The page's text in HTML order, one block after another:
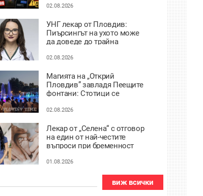
02.08.2026
УНГ лекар от Пловдив:
Пиърсингът на ухото може
да доведе до трайна
02.08.2026
Магията на „Открий
Пловдив” завладя Пеещите
фонтани: Стотици се
града под тепетата
02.08.2026
Лекар от „Селена“ с отговор
на един от най-честите
въпроси при бременност
01.08.2026
виж всички